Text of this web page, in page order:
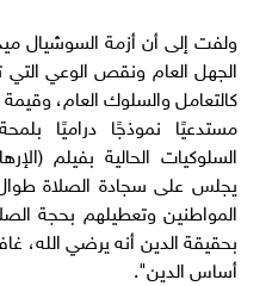
ولفت إلى أن أزمة السوشيال
الجهل العام ونقص الوعي
كالتعامل والسلوك العام،
مستدعيًا نموذجًا دراميًا
السلوكيات الحالية بفيلم
يجلس على سجادة الصلاة
المواطنين وتعطيلهم بحجة
بحقيقة الدين أنه يرضي الله،
أساس الدين".